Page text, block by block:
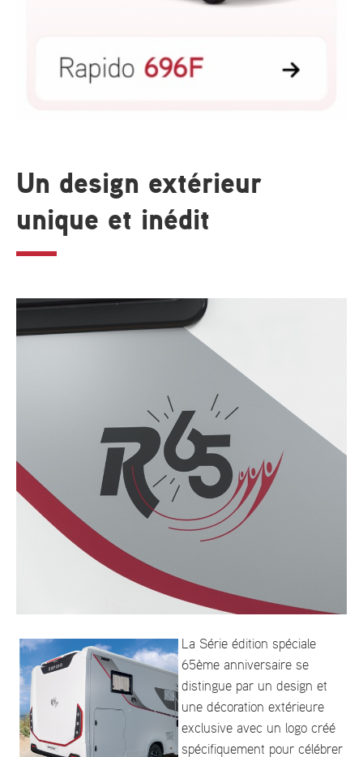
Un design extérieur
unique et inédit
La Série édition spéciale
65ème anniversaire se
distingue par un design et
une décoration extérieure
exclusive avec un logo créé
spécifiquement pour célébrer